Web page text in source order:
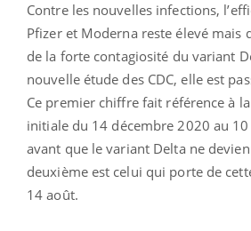
Contre les nouvelles infections,
Pfizer et Moderna reste élevé mais
de la forte contagiosité du variant
nouvelle étude des CDC, elle est
Ce premier chiffre fait référence à
initiale du 14 décembre 2020 au
avant que le variant Delta ne
deuxième est celui qui porte de
14 août.